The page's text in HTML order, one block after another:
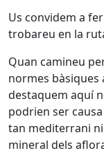
Us convidem a
trobareu en la
Quan camineu
normes bàsiques
destaquem aquí
podrien ser
tan mediterrani
mineral dels